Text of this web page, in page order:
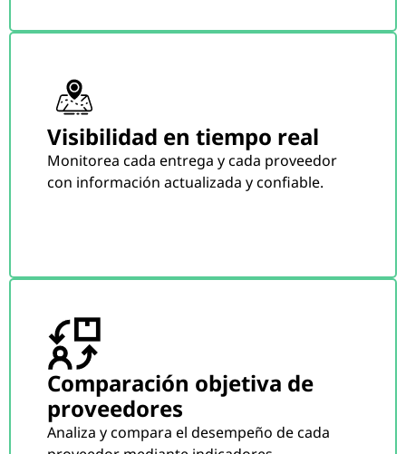
Visibilidad en tiempo real
Monitorea cada entrega y cada proveedor
con información actualizada y confiable.
Comparación objetiva de
proveedores
Analiza y compara el desempeño de cada